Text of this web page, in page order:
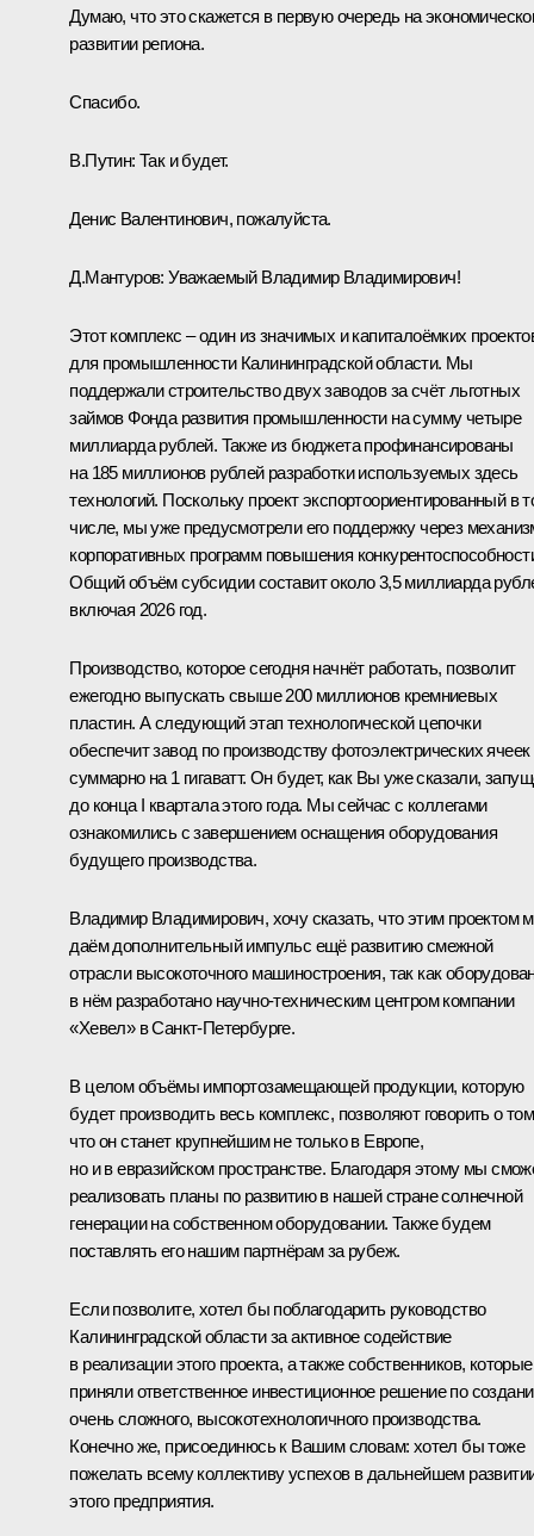
Думаю, что это скажется в первую очередь на
развитии региона.
Спасибо.
В.Путин: Так и будет.
Денис Валентинович, пожалуйста.
Д.Мантуров: Уважаемый Владимир Владимирович!
Этот комплекс – один из значимых и капиталоёмких
для промышленности Калининградской области. Мы
поддержали строительство двух заводов за счёт льготных
займов Фонда развития промышленности на сумму четыре
миллиарда рублей. Также из бюджета профинансированы
на 185 миллионов рублей разработки используемых здесь
технологий. Поскольку проект экспортоориентированный в
числе, мы уже предусмотрели его поддержку через
корпоративных программ повышения
Общий объём субсидии составит около 3,5 миллиарда
включая 2026 год.
Производство, которое сегодня начнёт работать, позволит
ежегодно выпускать свыше 200 миллионов кремниевых
пластин. А следующий этап технологической цепочки
обеспечит завод по производству фотоэлектрических ячеек
суммарно на 1 гигаватт. Он будет, как Вы уже сказали,
до конца I квартала этого года. Мы сейчас с коллегами
ознакомились с завершением оснащения оборудования
будущего производства.
Владимир Владимирович, хочу сказать, что этим проектом
даём дополнительный импульс ещё развитию смежной
отрасли высокоточного машиностроения, так как
в нём разработано научно-техническим центром компании
«Хевел» в Санкт-Петербурге.
В целом объёмы импортозамещающей продукции, которую
будет производить весь комплекс, позволяют говорить о
что он станет крупнейшим не только в Европе,
но и в евразийском пространстве. Благодаря этому мы
реализовать планы по развитию в нашей стране солнечной
генерации на собственном оборудовании. Также будем
поставлять его нашим партнёрам за рубеж.
Если позволите, хотел бы поблагодарить руководство
Калининградской области за активное содействие
в реализации этого проекта, а также собственников, которые
приняли ответственное инвестиционное решение по
очень сложного, высокотехнологичного производства.
Конечно же, присоединюсь к Вашим словам: хотел бы тоже
пожелать всему коллективу успехов в дальнейшем
этого предприятия.